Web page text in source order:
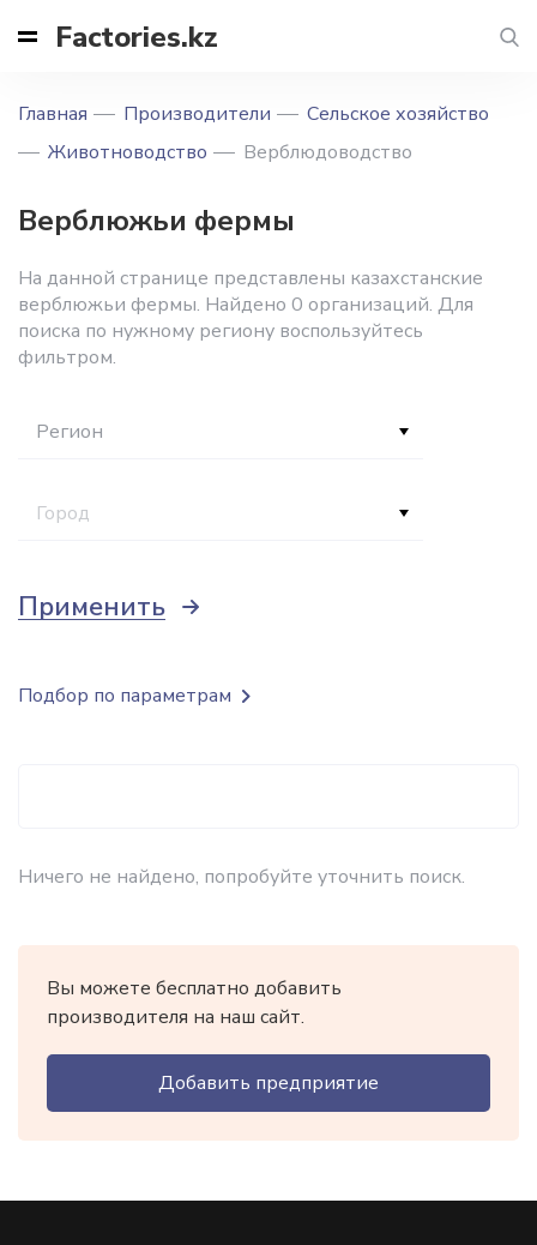
Factories.kz
Главная Производители
Сельское хозяйство
Животноводство
Верблюдоводство
Верблюжьи фермы
На данной странице представлены казахстанские
верблюжьи фермы. Найдено 0 организаций. Для
поиска по нужному региону воспользуйтесь
фильтром.
Регион
Город
Применить
Ничего не найдено, попробуйте уточнить поиск.
Вы можете бесплатно добавить
производителя на наш сайт.
Добавить предприятие
Подбор по параметрам